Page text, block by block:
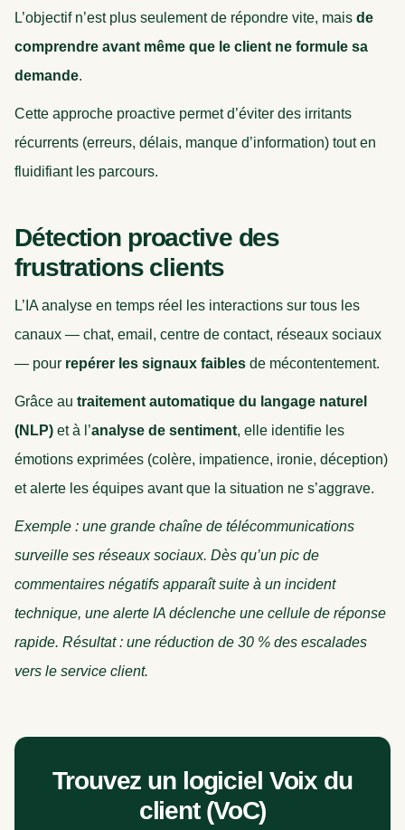
L’objectif n’est plus seulement de répondre vite, mais de
comprendre avant même que le client ne formule sa
demande.
Cette approche proactive permet d’éviter des irritants
récurrents (erreurs, délais, manque d’information) tout en
fluidifiant les parcours.
Détection proactive des
frustrations clients
L’IA analyse en temps réel les interactions sur tous les
canaux — chat, email, centre de contact, réseaux sociaux
— pour repérer les signaux faibles de mécontentement.
Grâce au traitement automatique du langage naturel
(NLP) et à l’analyse de sentiment, elle identifie les
émotions exprimées (colère, impatience, ironie, déception)
et alerte les équipes avant que la situation ne s’aggrave.
Exemple : une grande chaîne de télécommunications
surveille ses réseaux sociaux. Dès qu’un pic de
commentaires négatifs apparaît suite à un incident
technique, une alerte IA déclenche une cellule de réponse
rapide. Résultat : une réduction de 30 % des escalades
vers le service client.
Trouvez un logiciel Voix du
client (VoC)